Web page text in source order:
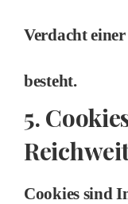
Verdacht
besteht.
5.
Cookies sind